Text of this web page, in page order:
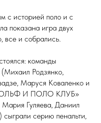
с историей поло и с
показана игра двух
все и собрались.
команды
Родзянко,
Маруся Коваленко и
И ПОЛО КЛУБ»
Гуляева, Даниил
серию пенальти,